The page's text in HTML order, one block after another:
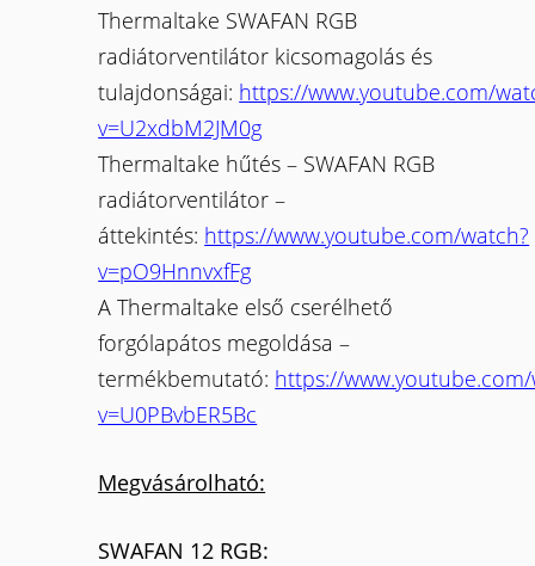
Thermaltake SWAFAN RGB
radiátorventilátor kicsomagolás és
tulajdonságai: https://www.youtube.com/
v=U2xdbM2JM0g
Thermaltake hűtés – SWAFAN RGB
radiátorventilátor –
áttekintés: https://www.youtube.com/watch?
v=pO9HnnvxfFg
A Thermaltake első cserélhető
forgólapátos megoldása –
termékbemutató: https://
v=U0PBvbER5Bc
Megvásárolható:
SWAFAN 12 RGB: